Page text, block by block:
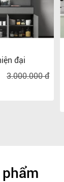
đại
3.000.000 đ